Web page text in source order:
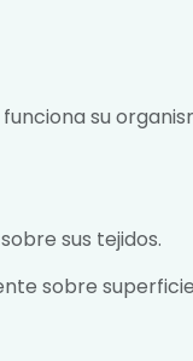
su
sus tejidos.
sobre